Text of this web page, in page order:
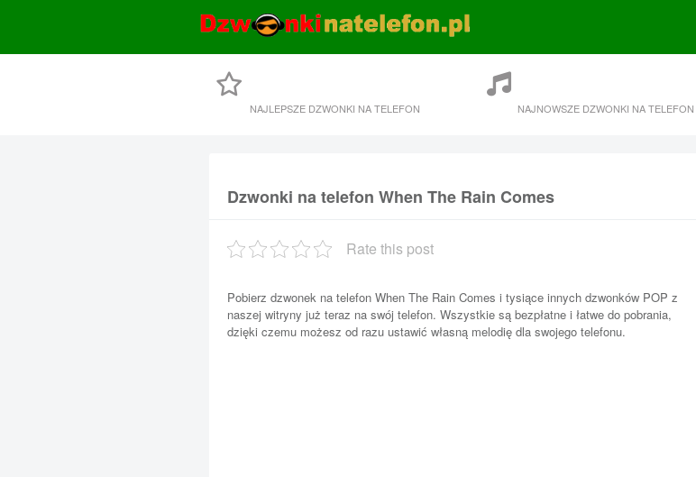
NAJLEPSZE DZWONKI NA TELEFON NAJNOWSZE DZWONKI NA TELEFON
Dzwonki na telefon When The Rain Comes
Rate this post
Pobierz dzwonek na telefon When The Rain Comes i tysiące innych dzwonków POP z
naszej witryny już teraz na swój telefon. Wszystkie są bezpłatne i łatwe do pobrania,
dzięki czemu możesz od razu ustawić własną melodię dla swojego telefonu.